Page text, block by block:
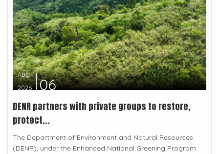
Aug
2026
06
DENR partners with private groups to restore,
protect...
The Department of Environment and Natural Resources
(DENR), under the Enhanced National Greening Program